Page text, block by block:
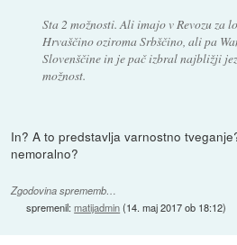
Sta 2 možnosti. Ali imajo v Revozu za
Hrvaščino oziroma Srbščino, ali pa
Slovenščine in je pač izbral najbližji
možnost.
In? A to predstavlja varnostno
nemoralno?
Zgodovina sprememb…
spremenil:matijadmin(14. maj 2017 ob 18:12)